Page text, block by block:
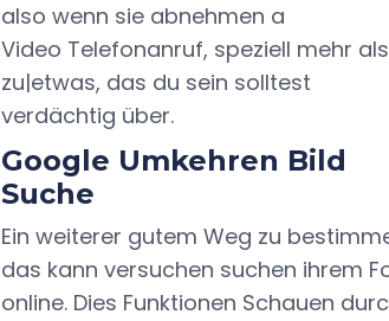
also wenn sie abnehmen a
Video Telefonanruf, speziell mehr
zu|etwas, das du sein solltest
verdächtig über.
Google Umkehren Bild
Suche
Ein weiterer gutem Weg zu
das kann versuchen suchen ihrem
online. Dies Funktionen Schauen